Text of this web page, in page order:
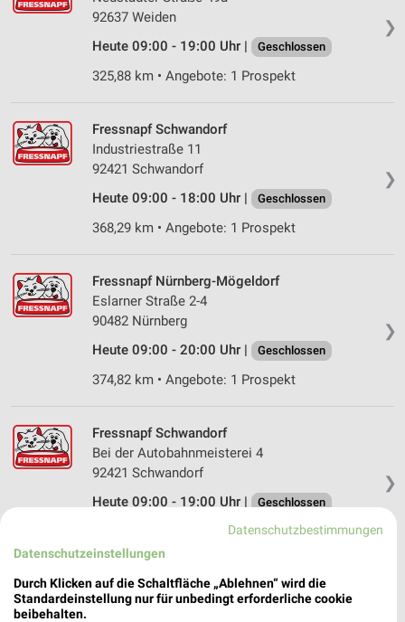
❯
92637 Weiden
Heute 09:00 - 19:00 Uhr |
Geschlossen
325,88 km • Angebote: 1 Prospekt
❯
Fressnapf Schwandorf
Industriestraße 11
92421 Schwandorf
Heute 09:00 - 18:00 Uhr |
Geschlossen
368,29 km • Angebote: 1 Prospekt
❯
Fressnapf Nürnberg-Mögeldorf
Eslarner Straße 2-4
90482 Nürnberg
Heute 09:00 - 20:00 Uhr |
Geschlossen
374,82 km • Angebote: 1 Prospekt
❯
Fressnapf Schwandorf
Bei der Autobahnmeisterei 4
92421 Schwandorf
Heute 09:00 - 19:00 Uhr |
Geschlossen
366,91 km • Angebote: 1 Prospekt
Fressnapf Bayreuth
Ottostraße 15
Datenschutzbestimmungen
Datenschutzeinstellungen
Durch Klicken auf die Schaltfläche „Ablehnen“ wird die
Standardeinstellung nur für unbedingt erforderliche cookie
beibehalten.